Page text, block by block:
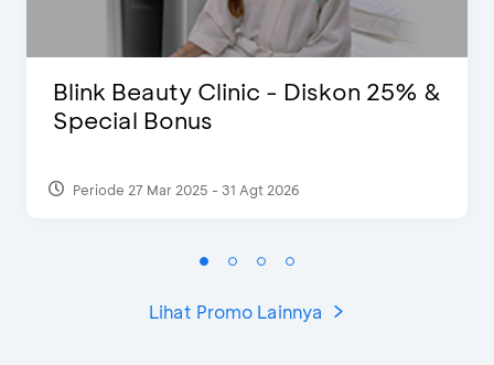
Blink Beauty Clinic - Diskon 25% &
Special Bonus
Periode 27 Mar 2025 - 31 Agt 2026
Lihat Promo Lainnya